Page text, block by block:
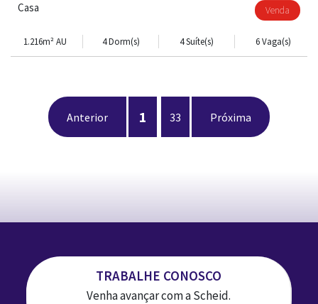
Casa Venda
1.216m² AU 4 Dorm(s) 4 Suíte(s) 6 Vaga(s)
Anterior 1 33 Próxima
TRABALHE CONOSCO
Venha avançar com a Scheid.